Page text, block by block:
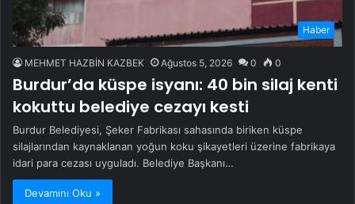
Haber
MEHMET HAZBİN KAZBEK Ağustos 5, 2026 0 0
Burdur’da küspe isyanı: 40 bin silaj kenti
kokuttu belediye cezayı kesti
Burdur Belediyesi, Şeker Fabrikası sahasında biriken küspe
silajlarından kaynaklanan yoğun koku şikayetleri üzerine fabrikaya
idari para cezası uyguladı. Belediye Başkanı…
Devamını Oku »